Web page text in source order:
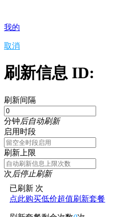
我的
取消
刷新信息 ID:
刷新间隔
分钟后自动刷新
启用时段
刷新上限
次后停止刷新
已刷新 次
点此购买低价超值刷新套餐